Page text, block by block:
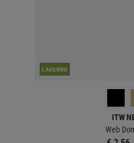
LAGERND
ITW
Web